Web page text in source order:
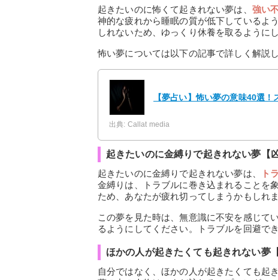
起きたいのに怖くて起きれない夢は、 強い
神的な疲れから睡眠の質が低下しているよ
しれないため、ゆっくり休養を取るように
怖い夢については以下の記事で詳しく解説
【夢占い】怖い夢の意味40選
出典: Callat media
起きたいのに金縛りで起きれない夢【凶
起きたいのに金縛りで起きれない夢は、
ト
金縛りは、トラブルに巻き込まれることを
ため、あなたが疲れ切ってしまうかもしれま
この夢を見た時は、無意識に不安を感じて
るようにしてください。トラブルを回避で
ほかの人が起きたくても起きれない夢
自分ではなく、ほかの人が起きたくても起